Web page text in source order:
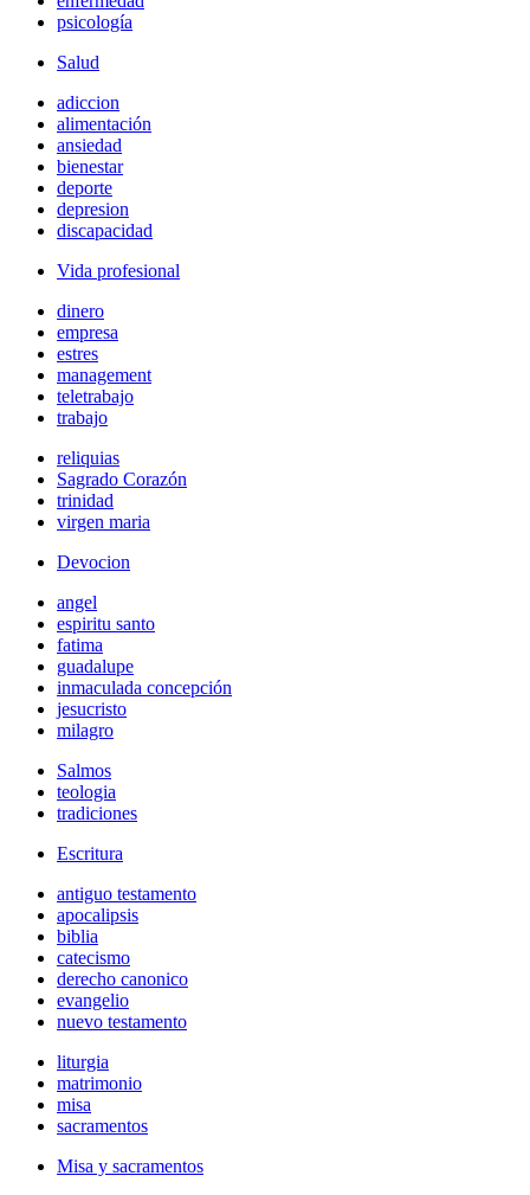
psicología
Salud
adiccion
alimentación
ansiedad
bienestar
deporte
depresion
discapacidad
Vida profesional
dinero
empresa
estres
management
teletrabajo
trabajo
reliquias
Sagrado Corazón
trinidad
virgen maria
Devocion
angel
espiritu santo
fatima
guadalupe
inmaculada concepción
jesucristo
milagro
Salmos
teologia
tradiciones
Escritura
antiguo testamento
apocalipsis
biblia
catecismo
derecho canonico
evangelio
nuevo testamento
liturgia
matrimonio
misa
sacramentos
Misa y sacramentos